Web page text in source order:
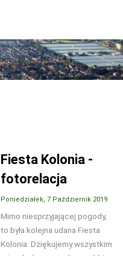
Fiesta Kolonia -
fotorelacja
Poniedziałek, 7 Październik 2019
Mimo niesprzyjającej pogody,
to była kolejna udana Fiesta
Kolonia. Dziękujemy wszystkim